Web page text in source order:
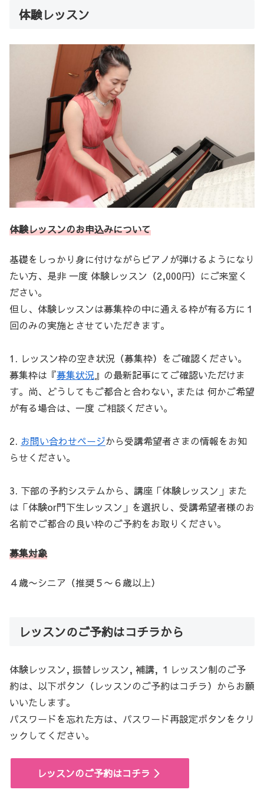
体験レッスン
体験レッスンのお申込みについて
基礎をしっかり身に付けながらピアノが弾けるようになり
たい方、是非 一度 体験レッスン（2,000円）にご来室く
ださい。
但し、体験レッスンは募集枠の中に通える枠が有る方に１
回のみの実施とさせていただきます。
1. レッスン枠の空き状況（募集枠）をご確認ください。
募集枠は『募集状況 』の最新記事にてご確認いただけま
す。尚、どうしてもご都合と合わない, または 何かご希望
が有る場合は、一度 ご相談ください。
2. お問い合わせページから受講希望者さまの情報をお知
らせください。
3. 下部の予約システムから、講座「体験レッスン」また
は「体験or門下生レッスン」を選択し、受講希望者様のお
名前でご都合の良い枠のご予約をお取りください。
募集対象
４歳〜シニア（推奨５〜６歳以上）
レッスンのご予約はコチラから
体験レッスン, 振替レッスン, 補講, １レッスン制のご予
約は、以下ボタン（レッスンのご予約はコチラ）からお願
いいたします。
パスワードを忘れた方は、パスワード再設定ボタンをクリ
ックしてください。
レッスンのご予約はコチラ ＞